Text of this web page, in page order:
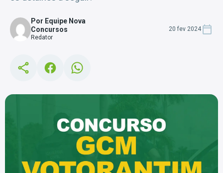
Por Equipe Nova
Concursos
Redator
20 fev 2024